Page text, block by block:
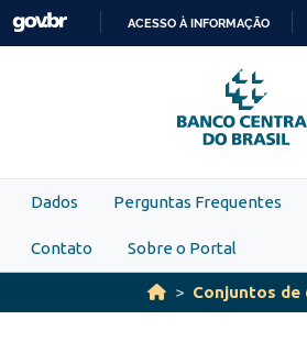
Skip to main content
PARA
O
ACESSO À INFORMAÇÃO
Dados Perguntas Frequentes
Contato Sobre o Portal
Conjuntos de